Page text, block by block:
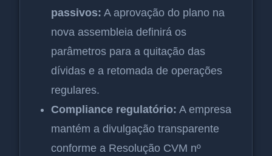
passivos: A aprovação do plano na
nova assembleia definirá os
parâmetros para a quitação das
dívidas e a retomada de operações
regulares.
Compliance regulatório: A empresa
mantém a divulgação transparente
conforme a Resolução CVM nº